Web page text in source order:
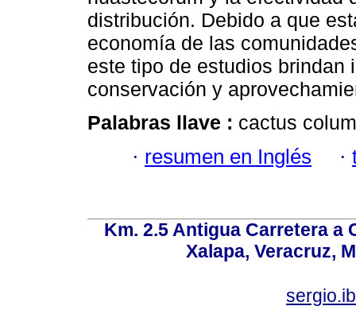
distribución. Debido a que
economía de las
este tipo de estudios brindan
conservación y
Palabras llave : cactus
· resumen en Inglés ·
Km. 2.5 Antigua Carretera a
Xalapa, Veracruz,